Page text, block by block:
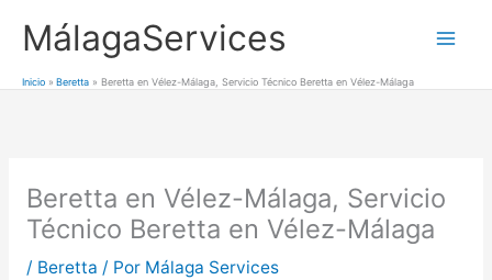
MálagaServices
Inicio Beretta Beretta en Vélez-Málaga, Servicio Técnico Beretta en Vélez-Málaga
Beretta en Vélez-Málaga, Servicio
Técnico Beretta en Vélez-Málaga
/ Beretta / Por Málaga Services